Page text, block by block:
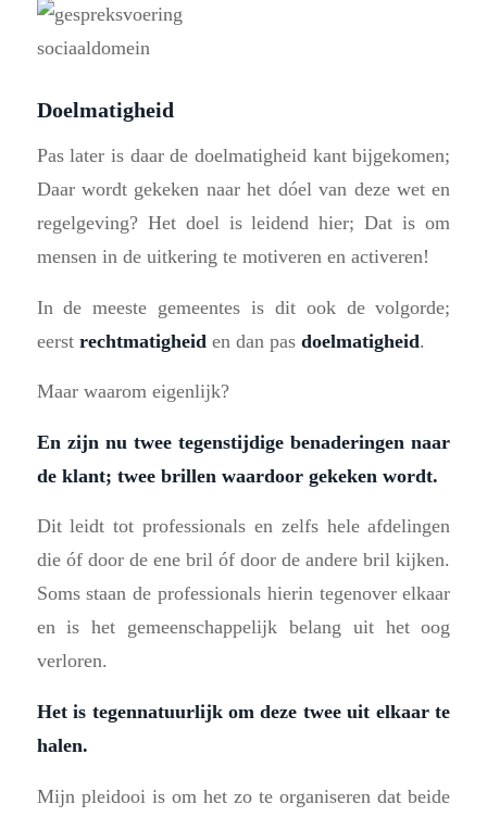
Doelmatigheid
Pas later is daar de doelmatigheid kant bijgekomen;
Daar wordt gekeken naar het dóel van deze wet en
regelgeving? Het doel is leidend hier; Dat is om
mensen in de uitkering te motiveren en activeren!
In de meeste gemeentes is dit ook de volgorde;
eerst rechtmatigheid en dan pas doelmatigheid.
Maar waarom eigenlijk?
En zijn nu twee tegenstijdige benaderingen naar
de klant; twee brillen waardoor gekeken wordt.
Dit leidt tot professionals en zelfs hele afdelingen
die óf door de ene bril óf door de andere bril kijken.
Soms staan de professionals hierin tegenover elkaar
en is het gemeenschappelijk belang uit het oog
verloren.
Het is tegennatuurlijk om deze twee uit elkaar te
halen.
Mijn pleidooi is om het zo te organiseren dat beide